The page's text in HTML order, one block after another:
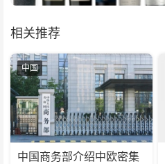
相关推荐
中国
中国商务部介绍中欧密集